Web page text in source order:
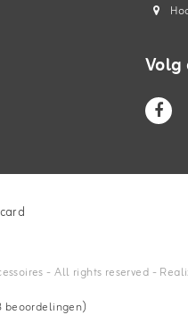
Volg
- All rights reserved -
beoordelingen)